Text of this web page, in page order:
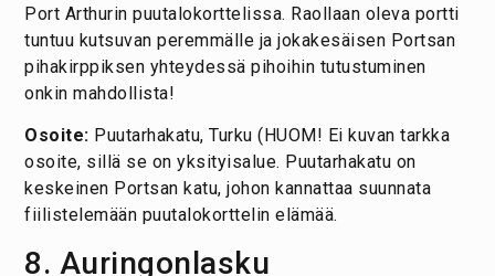
Port Arthurin puutalokorttelissa. Raollaan oleva portti
tuntuu kutsuvan peremmälle ja jokakesäisen Portsan
pihakirppiksen yhteydessä pihoihin tutustuminen
onkin mahdollista!
Osoite: Puutarhakatu, Turku (HUOM! Ei kuvan tarkka
osoite, sillä se on yksityisalue. Puutarhakatu on
keskeinen Portsan katu, johon kannattaa suunnata
fiilistelemään puutalokorttelin elämää.
8. Auringonlasku